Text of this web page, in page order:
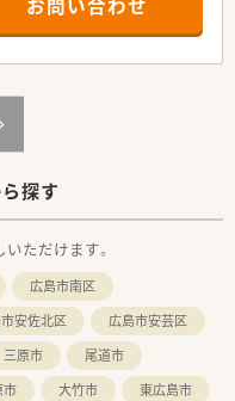
らの処方箋も受け付け、在宅
増員募集であり、将来を見据
たいことがある方の前向き
以上を展開し、地域医療を
在籍し、多職種連携で健康
で、店舗間の連携や助け合
探す
ただけます。
広島市南区
安佐北区
広島市安芸区
三原市
尾道市
市 大竹市
東広島市